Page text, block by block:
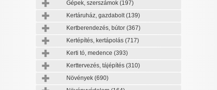
Gépek, szerszámok (197)
Kertáruház, gazdabolt(139)
Kertberendezés, bútor (367)
Kertépítés, kertápolás (717)
Kerti tó, medence (393)
Kerttervezés, tájépítés (310)
Növények (690)